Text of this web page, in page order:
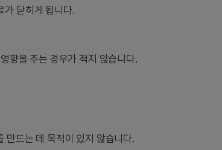
가 닫히게 됩니다.
향을 주는 경우가 적지 않습니다.
만드는 데 목적이 있지 않습니다.